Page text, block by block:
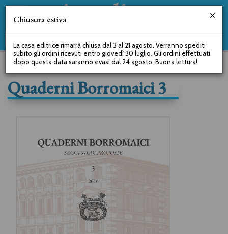
Quaderni Borromaici 3
Chiusura estiva
La casa editrice rimarrà chiusa dal 3 al 21 agosto. Verranno spediti
subito gli ordini ricevuti entro giovedì 30 luglio. Gli ordini effettuati
dopo questa data saranno evasi dal 24 agosto. Buona lettura!